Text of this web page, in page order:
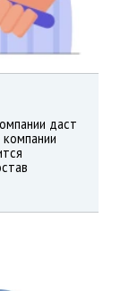
даст